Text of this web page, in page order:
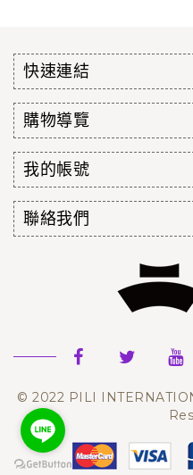
快速連結
購物導覽
我的帳號
聯絡我們
© 2022 PILI